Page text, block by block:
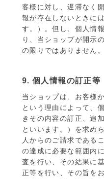
客様に対し、遅滞なく
報が存在しないときに
す。）。但し、個人情
り、当ショップが開示
の限りではありません。
9. 個人情報の訂正等
当ショップは、お客様
という理由によって、
きその内容の訂正、追
といいます。）を求め
人からのご請求である
の達成に必要な範囲内
査を行い、その結果に
正等を行い、その旨を